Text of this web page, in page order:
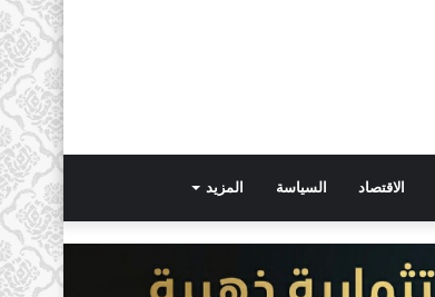
الاقتصاد السياسة المزيد